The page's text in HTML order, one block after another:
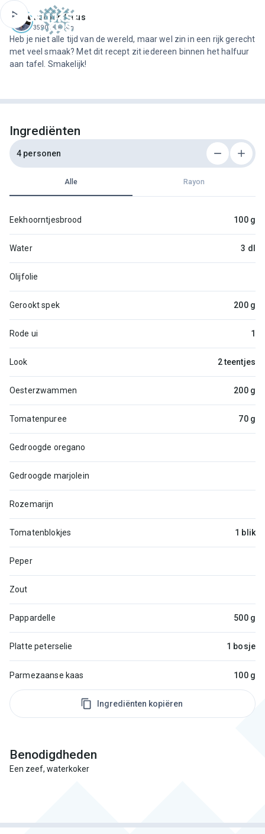
Jeroen Meus
3590 recepten
Heb je niet alle tijd van de wereld, maar wel zin in een rijk gerecht
met veel smaak? Met dit recept zit iedereen binnen het halfuur
aan tafel. Smakelijk!
Ingrediënten
4 personen
Alle Rayon
Eekhoorntjesbrood 100 g
Water 3 dl
Olijfolie
Gerookt spek 200 g
Rode ui 1
Look 2 teentjes
Oesterzwammen 200 g
Tomatenpuree 70 g
Gedroogde oregano
Gedroogde marjolein
Rozemarijn
Tomatenblokjes 1 blik
Peper
Zout
Pappardelle 500 g
Platte peterselie 1 bosje
Parmezaanse kaas 100 g
Ingrediënten kopiëren
Benodigdheden
Een zeef, waterkoker